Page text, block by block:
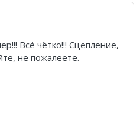
Всё чётко!!! Сцепление,
не пожалеете.